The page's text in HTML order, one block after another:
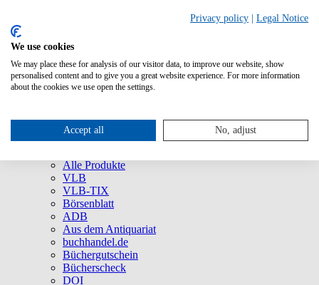
Über uns
Unternehmen
Presse
Service
Alle Produkte
VLB
VLB-TIX
Börsenblatt
ADB
Aus dem Antiquariat
buchhandel.de
Büchergutschein
Bücherscheck
DOI
Privacy policy Legal Notice
We use cookies
We may place these for analysis of our visitor data, to improve our website, show
personalised content and to give you a great website experience. For more information
about the cookies we use open the settings.
Accept all No, adjust